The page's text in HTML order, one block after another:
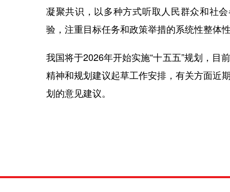
凝聚共识，以多种方式听取人民群众和社
验，注重目标任务和政策举措的系统性整体
我国将于2026年开始实施“十五五”规划，目
精神和规划建议起草工作安排，有关方面近
划的意见建议。